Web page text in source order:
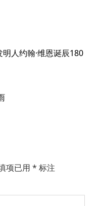
人约翰·维恩诞辰180
项已用 * 标注